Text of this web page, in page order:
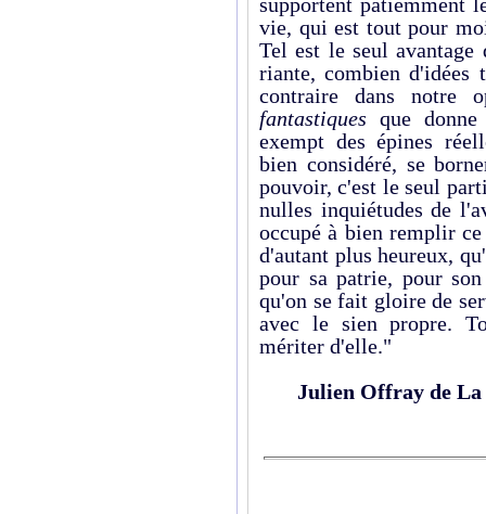
vie, qui est tout pour
Tel est le seul
riante, combien
contraire dans notre
fantastiques que
exempt des épines
bien considéré, se
pouvoir, c'est le seul
nulles inquiétudes de
occupé à bien remplir
d'autant plus heureux,
pour sa patrie, pour
qu'on se fait gloire de
avec le sien propre.
mériter d'elle."
Julien Offray de